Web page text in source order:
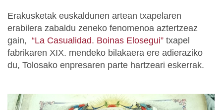
Erakusketak euskaldunen artean txapelaren
erabilera zabaldu zeneko fenomenoa aztertzeaz
gain, “La Casualidad. Boinas Elosegui” txapel
fabrikaren XIX. mendeko bilakaera ere adieraziko
du, Tolosako enpresaren parte hartzeari eskerrak.